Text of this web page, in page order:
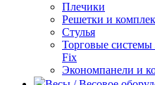
Плечики
Решетки и
Стулья
Торговые системы
Fix
Экономпанели и